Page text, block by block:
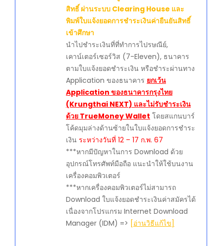
สิทธิ์ ผ่านระบบ Clearing House และ
พิมพ์ใบแจ้งยอดการชำระเงินค่ายืนยันสิทธิ์
เข้าศึกษา
นำไปชำระเงินที่ที่ทำการไปรษณีย์,
เคาน์เตอร์เซอร์วิส (7-Eleven), ธนาคาร
ตามใบแจ้งยอดชำระเงิน หรือชำระผ่านทาง
Application ของธนาคาร ยกเว้น
Application ของธนาคารกรุงไทย
(Krungthai NEXT) และไม่รับชำระเงิน
ด้วย TrueMoney Wallet โดยสแกนบาร์
โค้ดมุมล่างด้านซ้ายในใบแจ้งยอดการชำระ
เงิน ระหว่างวันที่ 12 – 17 ก.พ. 67
***หากมีปัญหาในการ Download ด้วย
อุปกรณ์โทรศัพท์มือถือ แนะนำให้ใช้บนงาน
เครื่องคอมพิวเตอร์
***หากเครื่องคอมพิวเตอร์ไม่สามารถ
Download ใบแจ้งยอดชำระเงินค่าสมัครได้
เนื่องจากโปรแกรม Internet Download
Manager (IDM) => [อ่านวิธีแก้ไข]